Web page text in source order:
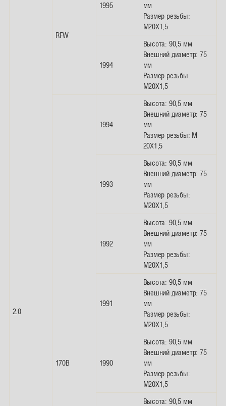
2.0
RFW
1995
мм
Размер резьбы:
M20X1,5
1994
Высота: 90,5 мм
Внешний диаметр: 75
мм
Размер резьбы:
M20X1,5
170B
1994
Высота: 90,5 мм
Внешний диаметр: 75
мм
Размер резьбы: M
20X1,5
1993
Высота: 90,5 мм
Внешний диаметр: 75
мм
Размер резьбы:
M20X1,5
1992
Высота: 90,5 мм
Внешний диаметр: 75
мм
Размер резьбы:
M20X1,5
1991
Высота: 90,5 мм
Внешний диаметр: 75
мм
Размер резьбы:
M20X1,5
1990
Высота: 90,5 мм
Внешний диаметр: 75
мм
Размер резьбы:
M20X1,5
Высота: 90,5 мм